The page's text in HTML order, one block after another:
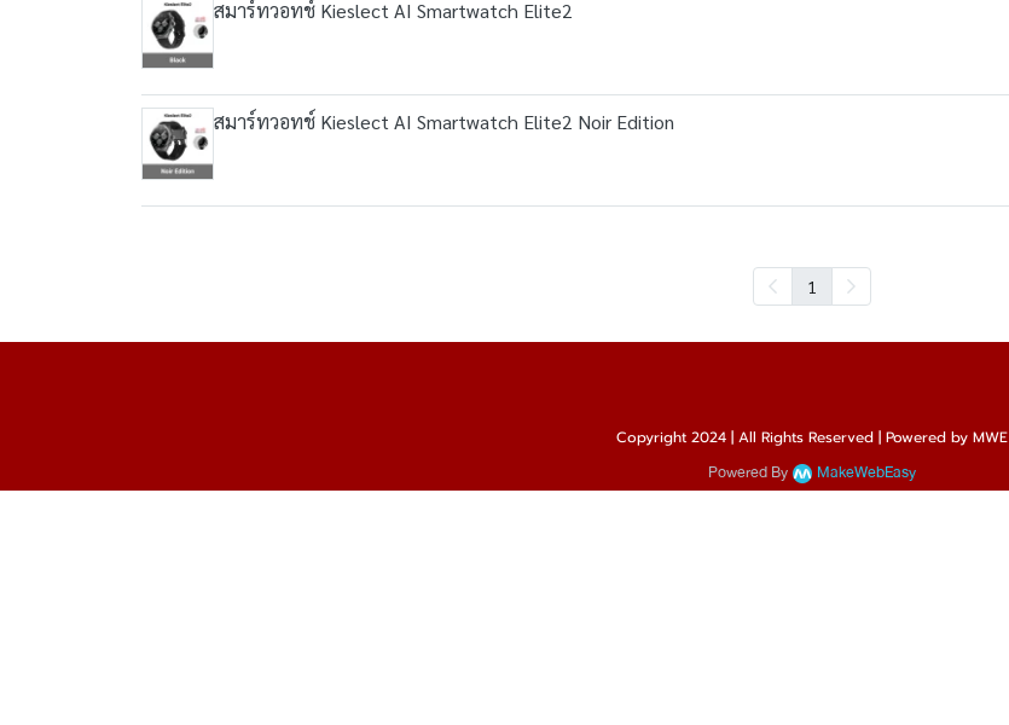
สมาร์ทวอทช์ Kieslect AI Smartwatch Elite2
สมาร์ทวอทช์ Kieslect AI Smartwatch Elite2 Noir Edition
1
Copyright 2024 | All Rights Reserved | Powered by MWE
Powered By MakeWebEasy